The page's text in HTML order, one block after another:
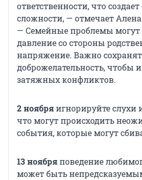
ответственности, что
сложности, — отмечает
— Семейные проблемы могут
давление со стороны
напряжение. Важно
доброжелательность, чтобы
затяжных конфликтов.
2 ноябряигнорируйте слухи
что могут происходить
события, которые могут
13 ноябряповедение
может быть